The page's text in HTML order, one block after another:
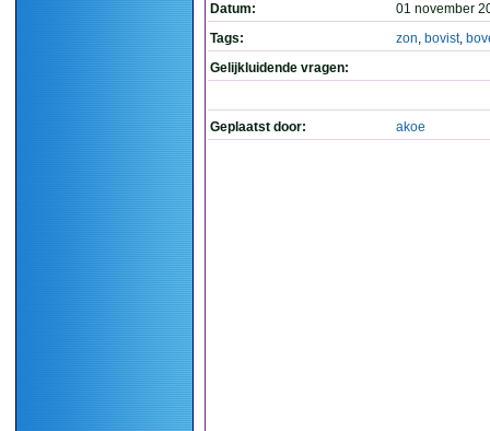
Datum:
01 november
Tags:
zon, bovist,
Gelijkluidende vragen:
Geplaatst door: akoe